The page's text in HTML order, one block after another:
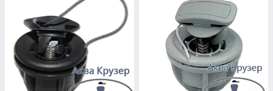
одно вода буде присутній в кокпіті. Зливний клапан
допоможе позбутися від води без підключення помпи.
Запобіжний
(підбурювали, перепускний) клапан -
вони скидають повітря при надлишковому тиску в
надувному балоні. Це потрібно, щоб не переживати,
що Ваша човен лопне на спеці або від перекачаних
балонів.